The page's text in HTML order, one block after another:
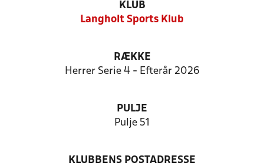
KLUB
Langholt Sports Klub
RÆKKE
Herrer Serie 4 - Efterår 2026
PULJE
Pulje 51
KLUBBENS POSTADRESSE